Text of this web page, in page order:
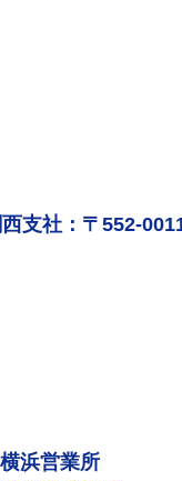
西支社：〒552-
浜営業所